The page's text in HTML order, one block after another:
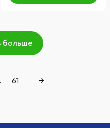
больше
61 →